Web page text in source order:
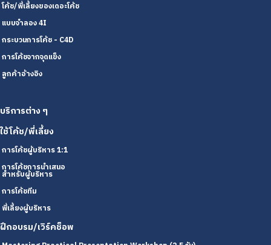
โค้ช/พี่เลี้ยงของเดอะโค้ช
แบบจำลอง 4I
กระบวนการโค้ช - C4D
การโค้ชจากจุดแข็ง
ลูกค้าอ้างอิง
บริการต่าง ๆ
ใช้โค้ช/พี่เลี้ยง
การโค้ชผู้บริหาร 1:1
การโค้ชการนำเสนอ
สำหรับผู้บริหาร
การโค้ชทีม
พี่เลี้ยงผู้บริหาร
ฝึกอบรม/เวิร์คช็อพ